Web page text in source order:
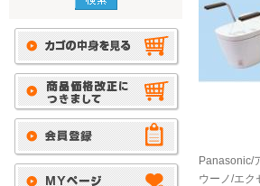
Panasonic/
ウーノ/エク